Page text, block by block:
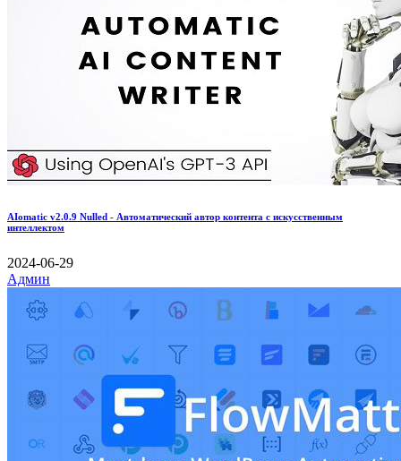
AIomatic v2.0.9 Nulled - Автоматический автор контента с искусственным
интеллектом
2024-06-29
Админ